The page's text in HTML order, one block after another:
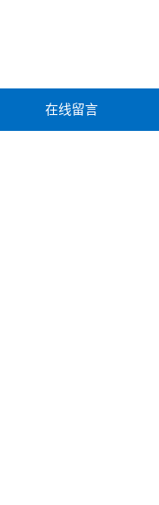
在线留言